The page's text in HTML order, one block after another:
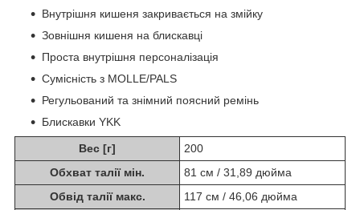
Внутрішня кишеня закривається на змійку
Зовнішня кишеня на блискавці
Проста внутрішня персоналізація
Сумісність з MOLLE/PALS
Регульований та знімний поясний ремінь
Блискавки YKK
Вес [г]
200
Обхват талії мін.
81 см / 31,89 дюйма
Обвід талії макс.
117 см / 46,06 дюйма